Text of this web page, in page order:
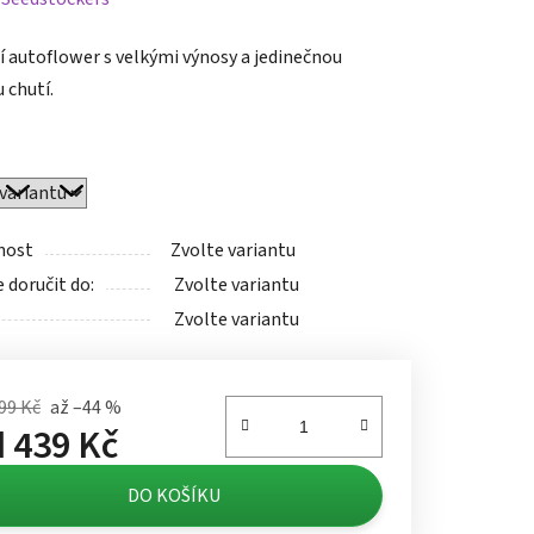
autoflower s velkými výnosy a jedinečnou
chutí.
Zvolte variantu
doručit do:
Zvolte variantu
Zvolte variantu
Kč až –44 %
439 Kč
cena: DO KOŠÍKU